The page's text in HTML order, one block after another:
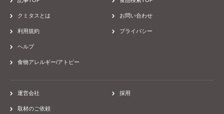
クミタスとは お問い合わせ
利用規約 プライバシー
ヘルプ
食物アレルギー/アトピー
運営会社 採用
取材のご依頼